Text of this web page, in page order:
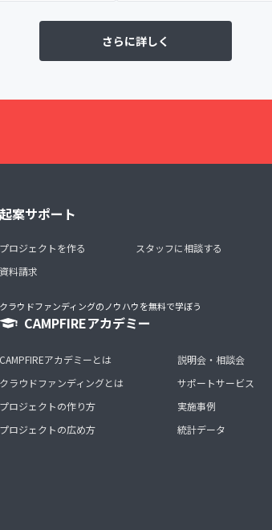
さらに詳しく
起案サポート
プロジェクトを作る
資料請求
スタッフに相談する
クラウドファンディングのノウハウを無料で学ぼう
CAMPFIREアカデミー
CAMPFIREアカデミーとは
クラウドファンディングとは
プロジェクトの作り方
プロジェクトの広め方
説明会・相談会
サポートサービス
実施事例
統計データ